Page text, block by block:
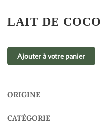
LAIT DE COCO
Ajouter à votre panier
ORIGINE
CATÉGORIE